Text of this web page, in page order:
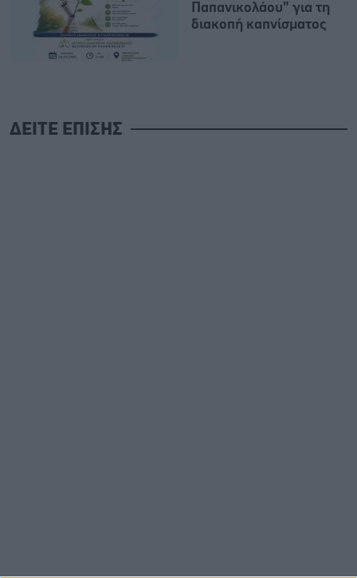
Παπανικολάου" για τη
διακοπή καπνίσματος
ΔΕΙΤΕ ΕΠΙΣΗΣ